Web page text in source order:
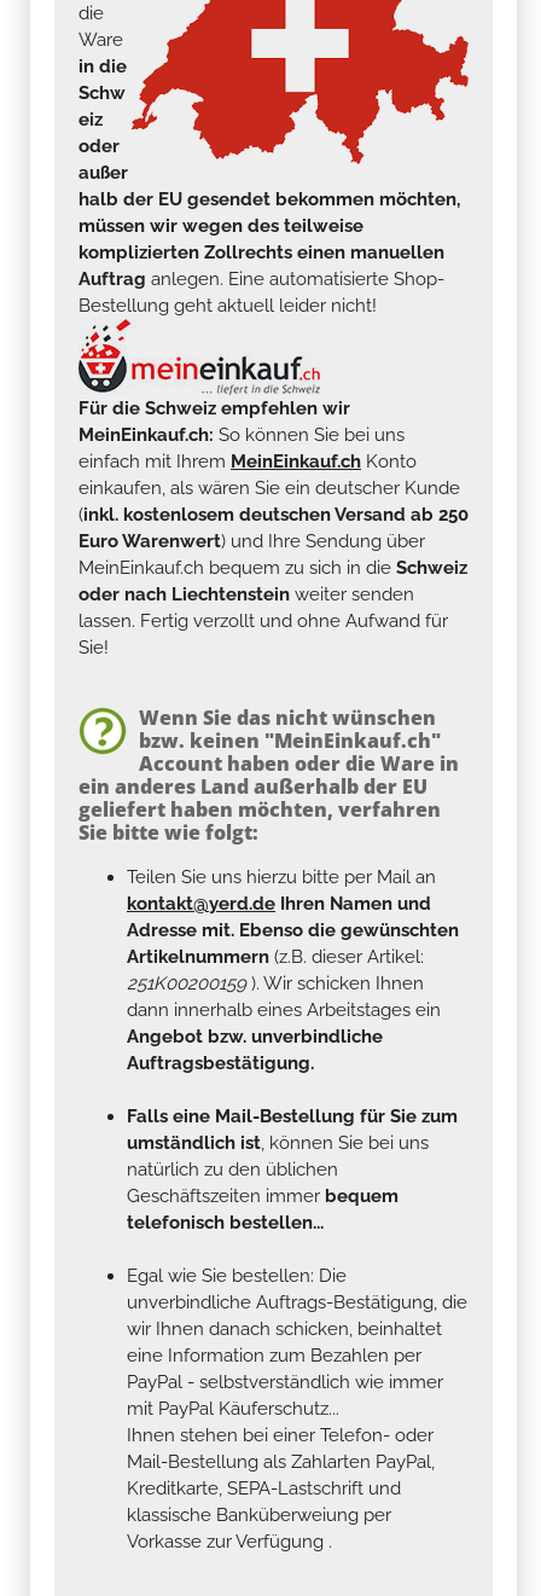
die
Ware
in die
Schw
eiz
oder
außer
halb der EU gesendet bekommen möchten,
müssen wir wegen des teilweise
komplizierten Zollrechts einen manuellen
Auftrag anlegen. Eine automatisierte Shop-
Bestellung geht aktuell leider nicht!
Für die Schweiz empfehlen wir
MeinEinkauf.ch: So können Sie bei uns
einfach mit Ihrem MeinEinkauf.ch Konto
einkaufen, als wären Sie ein deutscher Kunde
(inkl. kostenlosem deutschen Versand ab 250
Euro Warenwert) und Ihre Sendung über
MeinEinkauf.ch bequem zu sich in die Schweiz
oder nach Liechtenstein weiter senden
lassen. Fertig verzollt und ohne Aufwand für
Sie!
Wenn Sie das nicht wünschen
bzw. keinen "MeinEinkauf.ch"
Account haben oder die Ware in
ein anderes Land außerhalb der EU
geliefert haben möchten, verfahren
Sie bitte wie folgt:
Teilen Sie uns hierzu bitte per Mail an
kontakt@yerd.de Ihren Namen und
Adresse mit. Ebenso die gewünschten
Artikelnummern (z.B. dieser Artikel:
251K00200159). Wir schicken Ihnen
dann innerhalb eines Arbeitstages ein
Angebot bzw. unverbindliche
Auftragsbestätigung.
Falls eine Mail-Bestellung für Sie zum
umständlich ist, können Sie bei uns
natürlich zu den üblichen
Geschäftszeiten immer bequem
telefonisch bestellen...
Egal wie Sie bestellen: Die
unverbindliche Auftrags-Bestätigung, die
wir Ihnen danach schicken, beinhaltet
eine Information zum Bezahlen per
PayPal - selbstverständlich wie immer
mit PayPal Käuferschutz...
Ihnen stehen bei einer Telefon- oder
Mail-Bestellung als Zahlarten PayPal,
Kreditkarte, SEPA-Lastschrift und
klassische Banküberweiung per
Vorkasse zur Verfügung .